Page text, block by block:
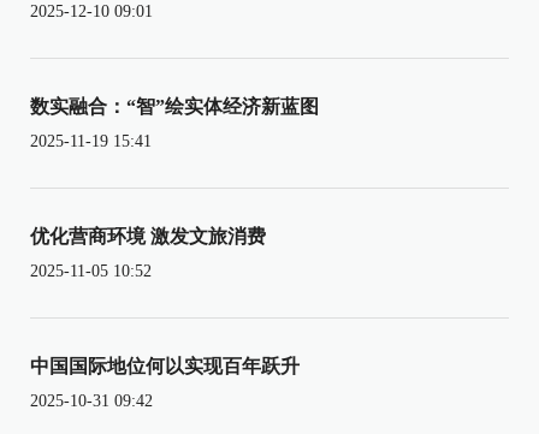
2025-12-10 09:01
数实融合：“智”绘实体经济新蓝图
2025-11-19 15:41
优化营商环境 激发文旅消费
2025-11-05 10:52
中国国际地位何以实现百年跃升
2025-10-31 09:42